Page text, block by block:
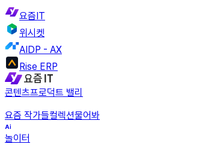
요즘IT
위시켓
AIDP - AX
Rise ERP
콘텐츠프로덕트 밸리
요즘 작가들컬렉션물어봐
놀이터